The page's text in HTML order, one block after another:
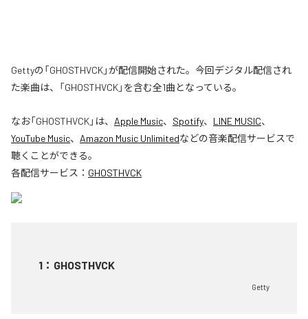
Gettyの「GHOSTHVCK」が配信開始された。今回デジタル配信され
た楽曲は、「GHOSTHVCK」を含む全1曲となっている。
なお「GHOSTHVCK」は、 Apple Music、 Spotify、 LINE MUSIC、
YouTube Music、 Amazon Music Unlimitedなどの音楽配信サービスで
聴くことができる。
各配信サービス： GHOSTHVCK
1 ： GHOSTHVCK
Getty